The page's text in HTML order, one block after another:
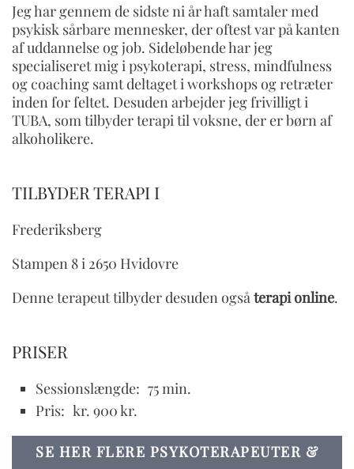
Jeg har gennem de sidste ni år haft samtaler med
psykisk sårbare mennesker, der oftest var på kanten
af uddannelse og job. Sideløbende har jeg
specialiseret mig i psykoterapi, stress, mindfulness
og coaching samt deltaget i workshops og retræter
inden for feltet. Desuden arbejder jeg frivilligt i
TUBA, som tilbyder terapi til voksne, der er børn af
alkoholikere.
TILBYDER TERAPI I
Frederiksberg
Stampen 8 i 2650 Hvidovre
Denne terapeut tilbyder desuden også terapi online.
PRISER
Sessionslængde: 75 min.
Pris: kr. 900 kr.
SE HER FLERE PSYKOTERAPEUTER &